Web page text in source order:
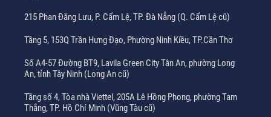
215 Phan Đăng Lưu, P. Cẩm Lệ, TP. Đà Nẵng (Q. Cẩm Lệ cũ)
Tầng 5, 153Q Trần Hưng Đạo, Phường Ninh Kiều, TP.Cần Thơ
Số A4-57 Đường BT9, Lavila Green City Tân An, phường Long
An, tỉnh Tây Ninh (Long An cũ)
Tầng số 4, Tòa nhà Viettel, 205A Lê Hồng Phong, phường Tam
Thắng, TP. Hồ Chí Minh (Vũng Tàu cũ)